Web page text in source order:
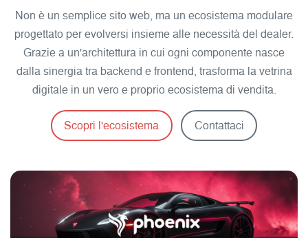
Non è un semplice sito web, ma un ecosistema modulare
progettato per evolversi insieme alle necessità del dealer.
Grazie a un'architettura in cui ogni componente nasce
dalla sinergia tra backend e frontend, trasforma la vetrina
digitale in un vero e proprio ecosistema di vendita.
Scopri l'ecosistema Contattaci